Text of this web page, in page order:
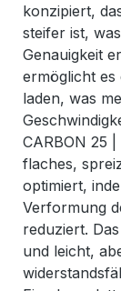
konzipiert,
steifer ist,
Genauigkeit
ermöglicht
laden, was
CARBON 25
flaches,
optimiert,
Verformung
reduziert.
und leicht,